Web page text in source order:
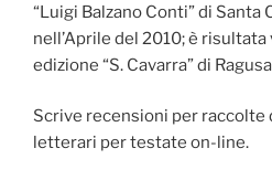
“Luigi Balzano Conti” di Santa
nell’Aprile del 2010; è
edizione “S. Cavarra” di
Scrive recensioni per
letterari per testate on-line.